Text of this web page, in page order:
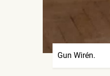
Gun Wirén.